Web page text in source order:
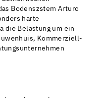
Bodenszstem Arturo
harte
die Belastung um ein
Kommerziell-